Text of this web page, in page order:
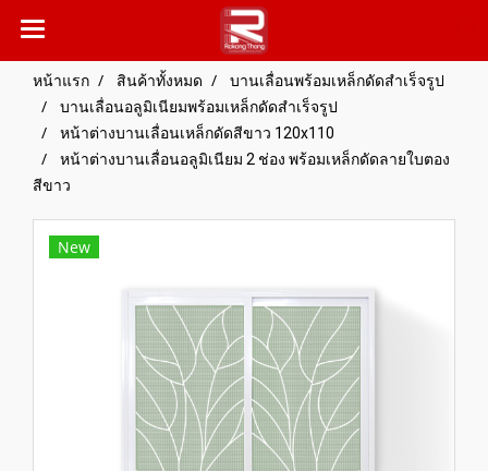
หน้าแรก สินค้าทั้งหมด
บานเลื่อนพร้อมเหล็กดัดสำเร็จรูป
บานเลื่อนอลูมิเนียมพร้อมเหล็กดัดสำเร็จรูป
หน้าต่างบานเลื่อนเหล็กดัดสีขาว 120x110
หน้าต่างบานเลื่อนอลูมิเนียม 2 ช่อง พร้อมเหล็กดัดลายใบตอง
สีขาว
New